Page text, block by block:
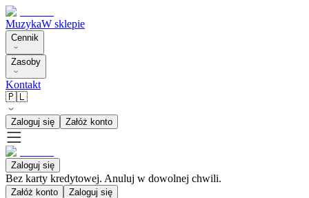
MuzykaW sklepie
Cennik
Zasoby
Kontakt
🇵🇱
Zaloguj się Załóż konto
Zaloguj się
Bez karty kredytowej. Anuluj w dowolnej chwili.
Załóż konto Zaloguj się